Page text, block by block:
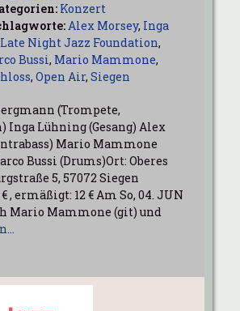
Konzert
Alex Morsey, Inga
Late Night Jazz Foundation,
Bussi, Mario Mammone,
, Open Air, Siegen
(Trompete,
Inga Lühning (Gesang) Alex
Mario Mammone
Bussi (Drums)Ort: Oberes
5, 57072 Siegen
, ermäßigt: 12 € Am So, 04. JUN
Mario Mammone (git) und